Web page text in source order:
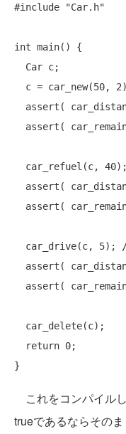
#include
"Car.h"
int main() {
c = car_new(50,
car_refuel(c,
  car_drive(c, 5);
return 0;
これをコンパイルし
trueであるならその